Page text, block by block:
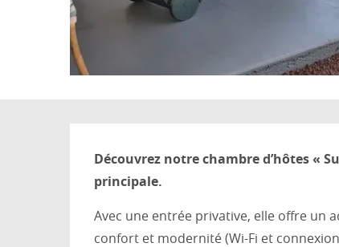
Description
Découvrez notre chambre d’hôtes «
principale.
Avec une entrée privative, elle offre un
confort et modernité (Wi-Fi et